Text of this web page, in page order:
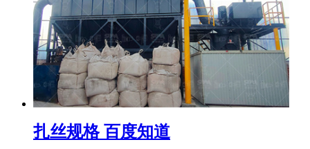
扎丝规格 百度知道